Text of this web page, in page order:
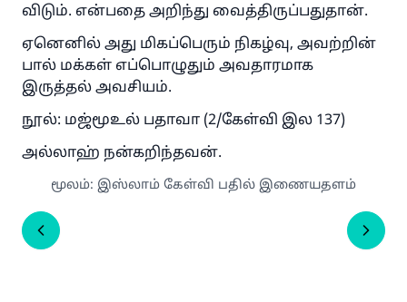
விடும். என்பதை அறிந்து வைத்திருப்பதுதான்.
ஏனெனில் அது மிகப்பெரும் நிகழ்வு, அவற்றின்
பால் மக்கள் எப்பொழுதும் அவதாரமாக
இருத்தல் அவசியம்.
நூல்: மஜ்மூஉல் பதாவா (2/கேள்வி இல 137)
அல்லாஹ் நன்கறிந்தவன்.
மூலம்: இஸ்லாம் கேள்வி பதில் இணையதளம்